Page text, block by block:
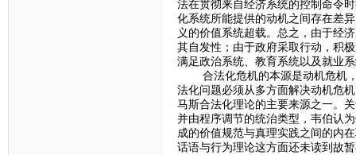
法在贯彻来自经济系统的控制命令
化系统所能提供的动机之间存在差
义的价值系统超载。总之，由于经
其自发性；由于政府采取行动，积
满足政治系统、教育系统以及就业
合法化危机的本源是动机危机，
法化问题必须从多方面解决动机危
马斯合法化理论的主要来源之一。
并由程序调节的统治类型，韦伯认
成的价值规范与真理实践之间的内
话语与行为理论这方面还未读到故